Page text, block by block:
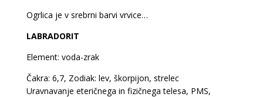
Ogrlica je v srebrni barvi vrvice…
LABRADORIT
Element: voda-zrak
Čakra: 6,7, Zodiak: lev, škorpijon, strelec
Uravnavanje eteričnega in fizičnega telesa, PMS,